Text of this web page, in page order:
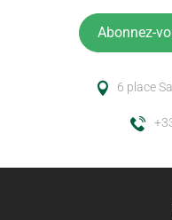
Abonnez-
6 place